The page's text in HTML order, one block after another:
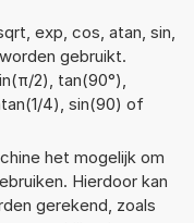
exp, cos, atan, sin,
gebruikt.
2), tan(90°),
4), sin(90) of
het mogelijk om
Hierdoor kan
gerekend, zoals